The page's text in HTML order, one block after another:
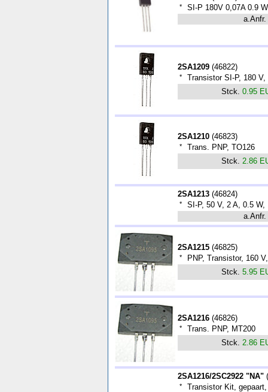
*
SI-P 180V 0,07A 0.9
a.Anfr.
2SA1209 (46822)
*
Transistor SI-P, 180
Stck. 0.95
2SA1210 (46823)
*
Trans. PNP, TO126
Stck. 2.86
2SA1213 (46824)
*
SI-P, 50 V, 2 A, 0.5
a.Anfr.
2SA1215 (46825)
*
PNP, Transistor, 160
Stck. 5.95
2SA1216 (46826)
*
Trans. PNP, MT200
Stck. 2.86
2SA1216/2SC2922 "NA" (
*
Transistor Kit, gepaart,